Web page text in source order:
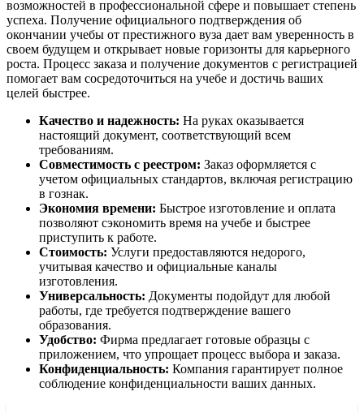
возможностей в профессиональной сфере и повышает степень
успеха. Получение официального подтверждения об
окончании учебы от престижного вуза дает вам уверенность в
своем будущем и открывает новые горизонты для карьерного
роста. Процесс заказа и получение документов с регистрацией
помогает вам сосредоточиться на учебе и достичь ваших
целей быстрее.
Качество и надежность: На руках оказывается
настоящий документ, соответствующий всем
требованиям.
Совместимость с реестром: Заказ оформляется с
учетом официальных стандартов, включая регистрацию
в гознак.
Экономия времени: Быстрое изготовление и оплата
позволяют сэкономить время на учебе и быстрее
приступить к работе.
Стоимость: Услуги предоставляются недорого,
учитывая качество и официальные каналы
изготовления.
Универсальность: Документы подойдут для любой
работы, где требуется подтверждение вашего
образования.
Удобство: Фирма предлагает готовые образцы с
приложением, что упрощает процесс выбора и заказа.
Конфиденциальность: Компания гарантирует полное
соблюдение конфиденциальности ваших данных.